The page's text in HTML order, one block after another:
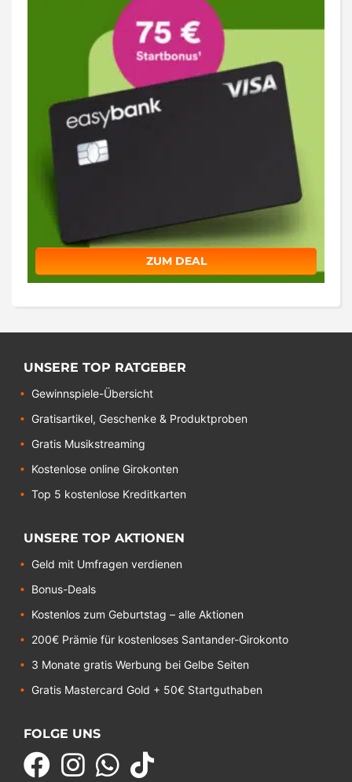
ZUM DEAL
UNSERE TOP RATGEBER
Gewinnspiele-Übersicht
Gratisartikel, Geschenke & Produktproben
Gratis Musikstreaming
Kostenlose online Girokonten
Top 5 kostenlose Kreditkarten
UNSERE TOP AKTIONEN
Geld mit Umfragen verdienen
Bonus-Deals
Kostenlos zum Geburtstag – alle Aktionen
200€ Prämie für kostenloses Santander-Girokonto
3 Monate gratis Werbung bei Gelbe Seiten
Gratis Mastercard Gold + 50€ Startguthaben
FOLGE UNS